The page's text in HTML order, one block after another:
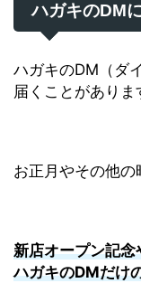
ハガキのDM
ハガキのDM（ダ
届くことがありま
お正月やその他の
新店オープン記
ハガキのDMだけ